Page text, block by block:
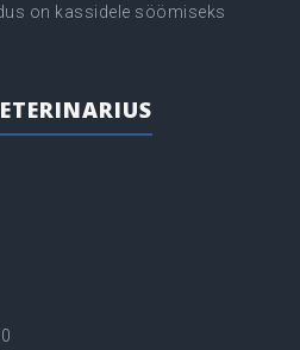
on kassidele söömiseks